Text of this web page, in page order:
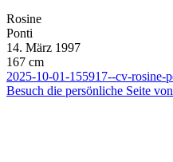
Rosine
Ponti
14. März 1997
167 cm
2025-10-01-155917--cv-rosine-
Besuch die persönliche Seite